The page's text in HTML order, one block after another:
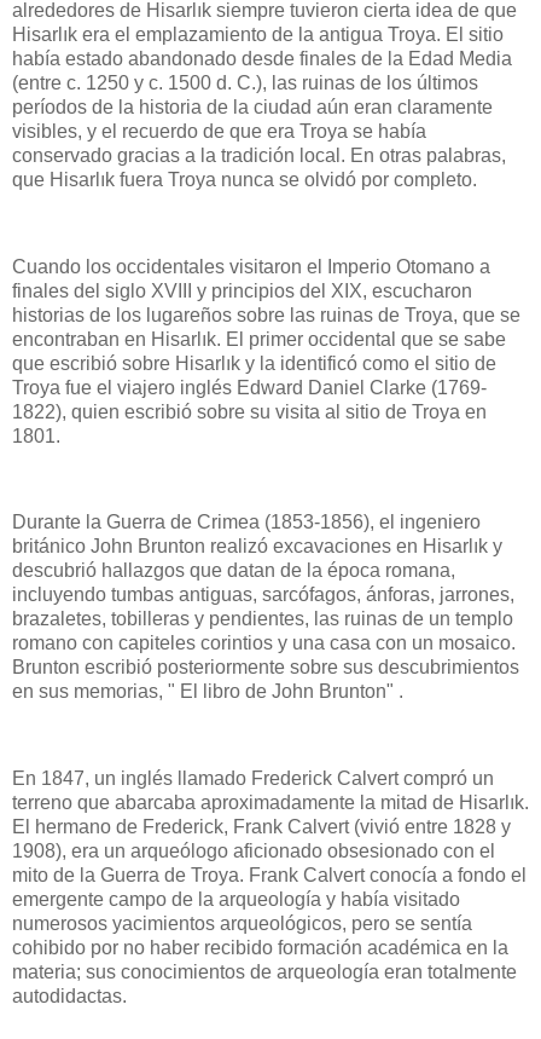
alrededores de Hisarlık siempre tuvieron cierta idea de que
Hisarlık era el emplazamiento de la antigua Troya. El sitio
había estado abandonado desde finales de la Edad Media
(entre c. 1250 y c. 1500 d. C.), las ruinas de los últimos
períodos de la historia de la ciudad aún eran claramente
visibles, y el recuerdo de que era Troya se había
conservado gracias a la tradición local. En otras palabras,
que Hisarlık fuera Troya nunca se olvidó por completo.
Cuando los occidentales visitaron el Imperio Otomano a
finales del siglo XVIII y principios del XIX, escucharon
historias de los lugareños sobre las ruinas de Troya, que se
encontraban en Hisarlık. El primer occidental que se sabe
que escribió sobre Hisarlık y la identificó como el sitio de
Troya fue el viajero inglés Edward Daniel Clarke (1769-
1822), quien escribió sobre su visita al sitio de Troya en
1801.
Durante la Guerra de Crimea (1853-1856), el ingeniero
británico John Brunton realizó excavaciones en Hisarlık y
descubrió hallazgos que datan de la época romana,
incluyendo tumbas antiguas, sarcófagos, ánforas, jarrones,
brazaletes, tobilleras y pendientes, las ruinas de un templo
romano con capiteles corintios y una casa con un mosaico.
Brunton escribió posteriormente sobre sus descubrimientos
en sus memorias, " El libro de John Brunton" .
En 1847, un inglés llamado Frederick Calvert compró un
terreno que abarcaba aproximadamente la mitad de Hisarlık.
El hermano de Frederick, Frank Calvert (vivió entre 1828 y
1908), era un arqueólogo aficionado obsesionado con el
mito de la Guerra de Troya. Frank Calvert conocía a fondo el
emergente campo de la arqueología y había visitado
numerosos yacimientos arqueológicos, pero se sentía
cohibido por no haber recibido formación académica en la
materia; sus conocimientos de arqueología eran totalmente
autodidactas.